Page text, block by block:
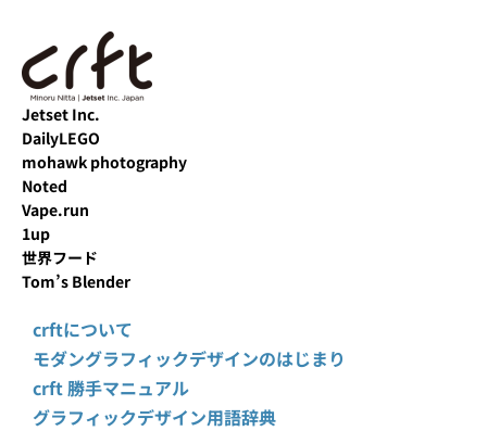
Jetset Inc.
DailyLEGO
mohawk photography
Noted
Vape.run
1up
世界フード
Tom’s Blender
crftについて
モダングラフィックデザインのはじまり
crft 勝手マニュアル
グラフィックデザイン用語辞典